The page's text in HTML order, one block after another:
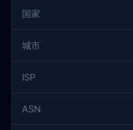
国家
城市
ISP
ASN